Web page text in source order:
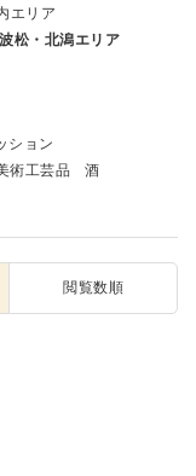
エリア
波松・北潟エリア
ション
術工芸品
酒
閲覧数順